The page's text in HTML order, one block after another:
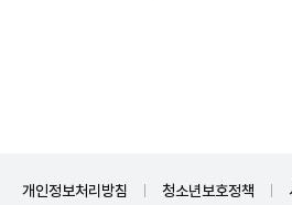
개인정보처리방침 청소년보호정책